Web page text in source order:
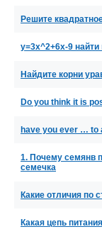
Решите
y=3x^2+6x-9
Найдите корни
Do you think it is
have you ever … to
1. Почему семянв
семечка
Какие отличия по
Какая цепь